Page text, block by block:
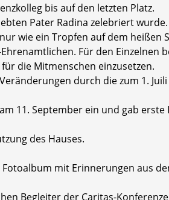
bis auf den letzten Platz.
Pater Radina zelebriert wurde.
wie ein Tropfen auf dem heißen
Für den Einzelnen
die Mitmenschen einzusetzen.
durch die zum 1.
11. September ein und gab
des Hauses.
mit Erinnerungen aus
Begleiter der Caritas-